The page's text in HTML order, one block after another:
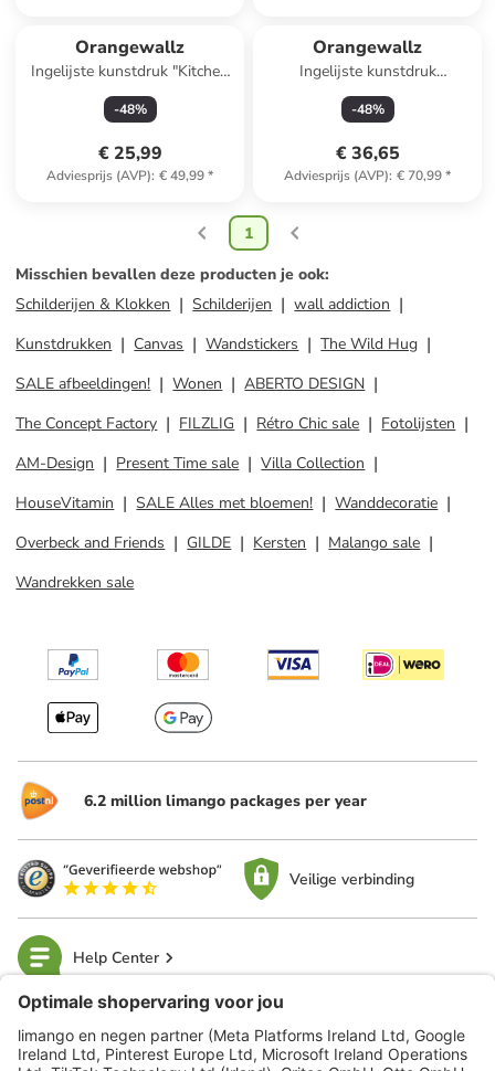
Orangewallz
Ingelijste kunstdruk "Kitchen
Rules"
-48%
€ 25,99
Adviesprijs (AVP): € 49,99*
Orangewallz
Ingelijste kunstdruk
"Upcoming Tide"
-48%
€ 36,65
Adviesprijs (AVP): € 70,99*
1
Misschien bevallen deze producten je ook:
Schilderijen & Klokken
Schilderijen
wall addiction
Kunstdrukken
Canvas Wandstickers
The Wild Hug
SALE afbeeldingen!
Wonen
ABERTO DESIGN
The Concept Factory
FILZLIG Rétro Chic sale
Fotolijsten
AM-Design
Present Time sale
Villa Collection
HouseVitamin
SALE Alles met bloemen!
Wanddecoratie
Overbeck and Friends
GILDE Kersten
Malango sale
Wandrekken sale
6.2 million limango packages per year
Veilige verbinding
Help Center
limango